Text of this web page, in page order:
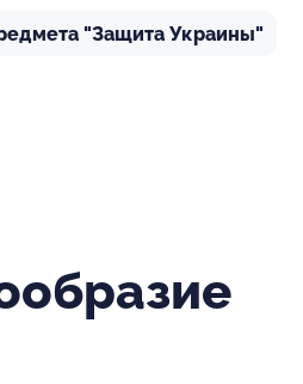
"Защита Украины"